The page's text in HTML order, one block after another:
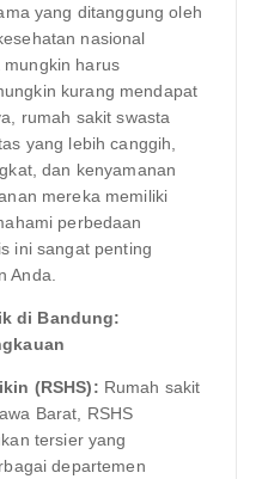
yang ditanggung oleh
nasional
harus
kurang mendapat
rumah sakit swasta
yang lebih canggih,
dan kenyamanan
mereka memiliki
perbedaan
ini sangat penting
Anda.
di Bandung:
(RSHS): Rumah sakit
Barat, RSHS
tersier yang
departemen